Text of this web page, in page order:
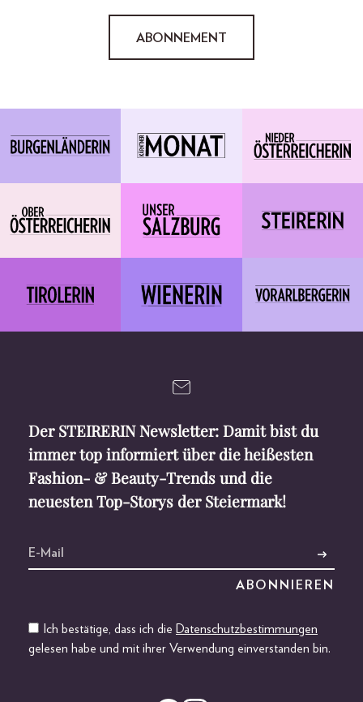
ABONNEMENT
Der STEIRERIN Newsletter: Damit bist du
immer top informiert über die heißesten
Fashion- & Beauty-Trends und die
neuesten Top-Storys der Steiermark!
Ich bestätige, dass ich die Datenschutzbestimmungen
gelesen habe und mit ihrer Verwendung einverstanden bin.